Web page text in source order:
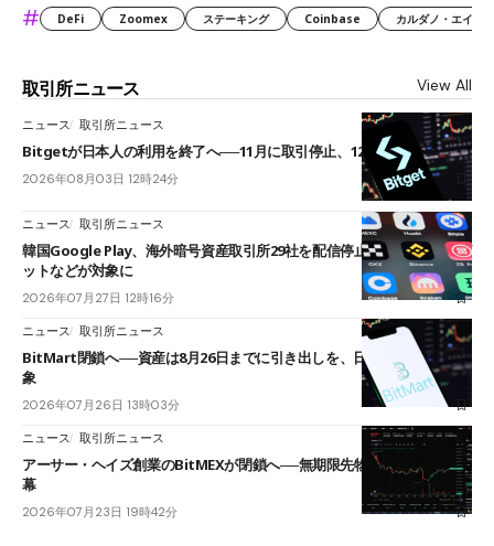
# DeFi Zoomex ステーキング Coinbase カルダノ・エイ
取引所ニュース View All
ニュース 取引所ニュース
Bitgetが日本人の利用を終了へ──11月に取引停止、12月末に強制決済
2026年08月03日 12時24分
ニュース 取引所ニュース
韓国Google Play、海外暗号資産取引所29社を配信停止──OKXやバイビ
ットなどが対象に
2026年07月27日 12時16分
ニュース 取引所ニュース
BitMart閉鎖へ──資産は8月26日までに引き出しを、日本人利用者も対
象
2026年07月26日 13時03分
ニュース 取引所ニュース
アーサー・ヘイズ創業のBitMEXが閉鎖へ──無期限先物を生んだ11年に
幕
2026年07月23日 19時42分